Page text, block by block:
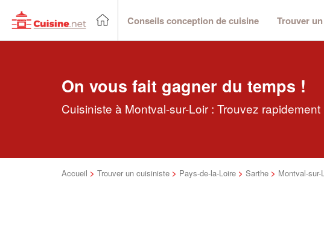
Conseils conception de cuisine Trouver
On vous fait gagner du temps !
Cuisiniste à Montval-sur-Loir : Trouvez
Accueil > Trouver un cuisiniste > Pays-de-la-Loire > Sarthe > Montval-sur-